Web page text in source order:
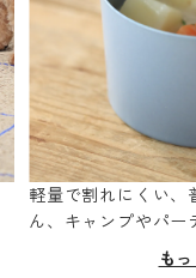
軽量で割れにくい、
ん、キャンプやパー
も